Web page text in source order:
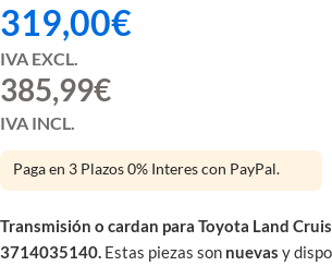
319,00€
IVA EXCL.
385,99€
IVA INCL.
Paga en 3 Plazos 0% Interes con PayPal.
Transmisión o cardan para Toyota Land
3714035140. Estas piezas son nuevas y